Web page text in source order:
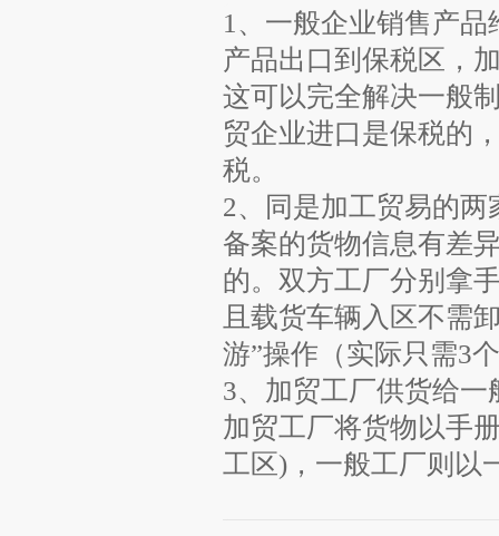
1、一般企业销售产
产品出口到保税区，
这可以完全解决一般
贸企业进口是保税的
税。
2、同是加工贸易的
备案的货物信息有差
的。双方工厂分别拿
且载货车辆入区不需
游”操作（实际只需3
3、加贸工厂供货给一
加贸工厂将货物以手
工区)，一般工厂则以